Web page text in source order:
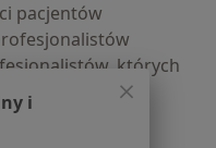
pacjentów
których
i